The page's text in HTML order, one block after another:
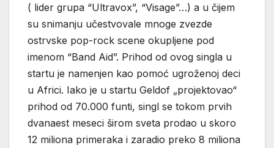
( lider grupa “Ultravox”, “Visage”…) a u čijem
su snimanju učestvovale mnoge zvezde
ostrvske pop-rock scene okupljene pod
imenom “Band Aid”. Prihod od ovog singla u
startu je namenjen kao pomoć ugroženoj deci
u Africi. Iako je u startu Geldof „projektovao“
prihod od 70.000 funti, singl se tokom prvih
dvanaest meseci širom sveta prodao u skoro
12 miliona primeraka i zaradio preko 8 miliona